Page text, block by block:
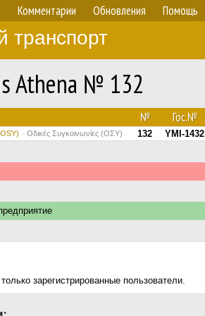
Комментарии Обновления Помощь
транспорт
Athena № 132
№ Гос.№
Οδικές Συγκοινωνίες (ΟΣΥ) 132 YMI-1432
зарегистрированные пользователи.